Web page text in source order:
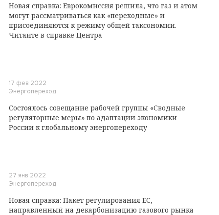
Новая справка: Еврокомиссия решила, что газ и атом
могут рассматриваться как «переходные» и
присоединяются к режиму общей таксономии.
Читайте в справке Центра
17 фев 2022
Энергопереход
Состоялось совещание рабочей группы «Сводные
регуляторные меры» по адаптации экономики
России к глобальному энергопереходу
27 янв 2022
Энергопереход
Новая справка: Пакет регулирования ЕС,
направленный на декарбонизацию газового рынка